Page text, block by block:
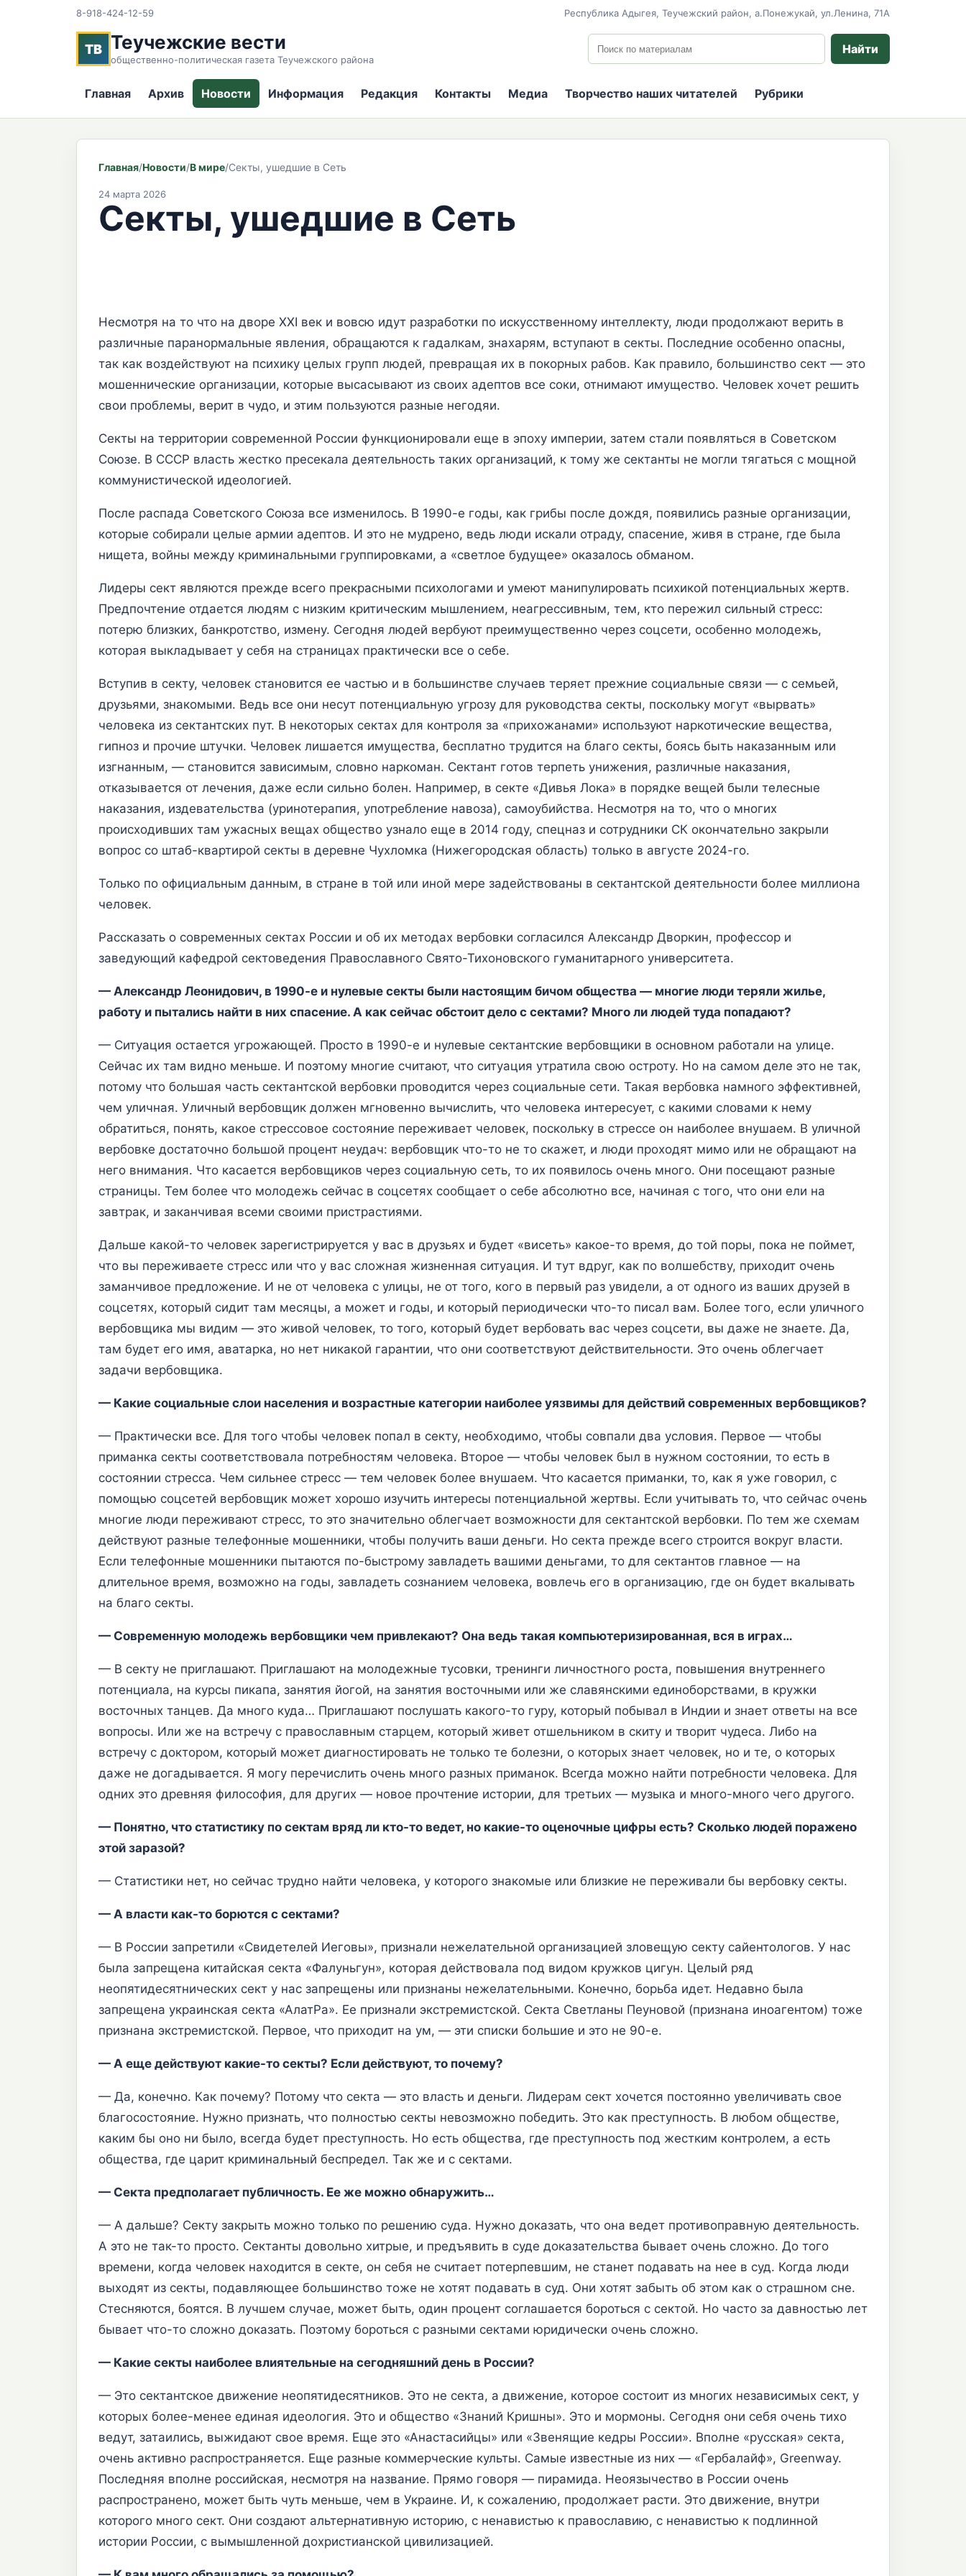
8-918-424-12-59 Республика Адыгея, Теучежский район, а.Понежукай, ул.Ленина, 71А
ТВ Теучежские вести
общественно-политическая газета Теучежского района
Поиск по сайту
Найти
Главная Архив Новости Информация Редакция Контакты Медиа Творчество наших читателей Рубрики
Главная/Новости/В мире/Секты, ушедшие в Сеть
24 марта 2026
Секты, ушедшие в Сеть
Несмотря на то что на дворе XXI век и вовсю идут разработки по искусственному интеллекту, люди продолжают верить в
различные паранормальные явления, обращаются к гадалкам, знахарям, вступают в секты. Последние особенно опасны,
так как воздействуют на психику целых групп людей, превращая их в покорных рабов. Как правило, большинство сект — это
мошеннические организации, которые высасывают из своих адептов все соки, отнимают имущество. Человек хочет решить
свои проблемы, верит в чудо, и этим пользуются разные негодяи.
Секты на территории современной России функционировали еще в эпоху империи, затем стали появляться в Советском
Союзе. В СССР власть жестко пресекала деятельность таких организаций, к тому же сектанты не могли тягаться с мощной
коммунистической идеологией.
После распада Советского Союза все изменилось. В 1990-е годы, как грибы после дождя, появились разные организации,
которые собирали целые армии адептов. И это не мудрено, ведь люди искали отраду, спасение, живя в стране, где была
нищета, войны между криминальными группировками, а «светлое будущее» оказалось обманом.
Лидеры сект являются прежде всего прекрасными психологами и умеют манипулировать психикой потенциальных жертв.
Предпочтение отдается людям с низким критическим мышлением, неагрессивным, тем, кто пережил сильный стресс:
потерю близких, банкротство, измену. Сегодня людей вербуют преимущественно через соцсети, особенно молодежь,
которая выкладывает у себя на страницах практически все о себе.
Вступив в секту, человек становится ее частью и в большинстве случаев теряет прежние социальные связи — с семьей,
друзьями, знакомыми. Ведь все они несут потенциальную угрозу для руководства секты, поскольку могут «вырвать»
человека из сектантских пут. В некоторых сектах для контроля за «прихожанами» используют наркотические вещества,
гипноз и прочие штучки. Человек лишается имущества, бесплатно трудится на благо секты, боясь быть наказанным или
изгнанным, — становится зависимым, словно наркоман. Сектант готов терпеть унижения, различные наказания,
отказывается от лечения, даже если сильно болен. Например, в секте «Дивья Лока» в порядке вещей были телесные
наказания, издевательства (уринотерапия, употребление навоза), самоубийства. Несмотря на то, что о многих
происходивших там ужасных вещах общество узнало еще в 2014 году, спецназ и сотрудники СК окончательно закрыли
вопрос со штаб-квартирой секты в деревне Чухломка (Нижегородская область) только в августе 2024-го.
Только по официальным данным, в стране в той или иной мере задействованы в сектантской деятельности более миллиона
человек.
Рассказать о современных сектах России и об их методах вербовки согласился Александр Дворкин, профессор и
заведующий кафедрой сектоведения Православного Свято-Тихоновского гуманитарного университета.
— Александр Леонидович, в 1990-е и нулевые секты были настоящим бичом общества — многие люди теряли жилье,
работу и пытались найти в них спасение. А как сейчас обстоит дело с сектами? Много ли людей туда попадают?
— Ситуация остается угрожающей. Просто в 1990-е и нулевые сектантские вербовщики в основном работали на улице.
Сейчас их там видно меньше. И поэтому многие считают, что ситуация утратила свою остроту. Но на самом деле это не так,
потому что большая часть сектантской вербовки проводится через социальные сети. Такая вербовка намного эффективней,
чем уличная. Уличный вербовщик должен мгновенно вычислить, что человека интересует, с какими словами к нему
обратиться, понять, какое стрессовое состояние переживает человек, поскольку в стрессе он наиболее внушаем. В уличной
вербовке достаточно большой процент неудач: вербовщик что-то не то скажет, и люди проходят мимо или не обращают на
него внимания. Что касается вербовщиков через социальную сеть, то их появилось очень много. Они посещают разные
страницы. Тем более что молодежь сейчас в соцсетях сообщает о себе абсолютно все, начиная с того, что они ели на
завтрак, и заканчивая всеми своими пристрастиями.
Дальше какой-то человек зарегистрируется у вас в друзьях и будет «висеть» какое-то время, до той поры, пока не поймет,
что вы переживаете стресс или что у вас сложная жизненная ситуация. И тут вдруг, как по волшебству, приходит очень
заманчивое предложение. И не от человека с улицы, не от того, кого в первый раз увидели, а от одного из ваших друзей в
соцсетях, который сидит там месяцы, а может и годы, и который периодически что-то писал вам. Более того, если уличного
вербовщика мы видим — это живой человек, то того, который будет вербовать вас через соцсети, вы даже не знаете. Да,
там будет его имя, аватарка, но нет никакой гарантии, что они соответствуют действительности. Это очень облегчает
задачи вербовщика.
— Какие социальные слои населения и возрастные категории наиболее уязвимы для действий современных вербовщиков?
— Практически все. Для того чтобы человек попал в секту, необходимо, чтобы совпали два условия. Первое — чтобы
приманка секты соответствовала потребностям человека. Второе — чтобы человек был в нужном состоянии, то есть в
состоянии стресса. Чем сильнее стресс — тем человек более внушаем. Что касается приманки, то, как я уже говорил, с
помощью соцсетей вербовщик может хорошо изучить интересы потенциальной жертвы. Если учитывать то, что сейчас очень
многие люди переживают стресс, то это значительно облегчает возможности для сектантской вербовки. По тем же схемам
действуют разные телефонные мошенники, чтобы получить ваши деньги. Но секта прежде всего строится вокруг власти.
Если телефонные мошенники пытаются по-быстрому завладеть вашими деньгами, то для сектантов главное — на
длительное время, возможно на годы, завладеть сознанием человека, вовлечь его в организацию, где он будет вкалывать
на благо секты.
— Современную молодежь вербовщики чем привлекают? Она ведь такая компьютеризированная, вся в играх…
— В секту не приглашают. Приглашают на молодежные тусовки, тренинги личностного роста, повышения внутреннего
потенциала, на курсы пикапа, занятия йогой, на занятия восточными или же славянскими единоборствами, в кружки
восточных танцев. Да много куда… Приглашают послушать какого-то гуру, который побывал в Индии и знает ответы на все
вопросы. Или же на встречу с православным старцем, который живет отшельником в скиту и творит чудеса. Либо на
встречу с доктором, который может диагностировать не только те болезни, о которых знает человек, но и те, о которых
даже не догадывается. Я могу перечислить очень много разных приманок. Всегда можно найти потребности человека. Для
одних это древняя философия, для других — новое прочтение истории, для третьих — музыка и много-много чего другого.
— Понятно, что статистику по сектам вряд ли кто-то ведет, но какие-то оценочные цифры есть? Сколько людей поражено
этой заразой?
— Статистики нет, но сейчас трудно найти человека, у которого знакомые или близкие не переживали бы вербовку секты.
— А власти как-то борются с сектами?
— В России запретили «Свидетелей Иеговы», признали нежелательной организацией зловещую секту сайентологов. У нас
была запрещена китайская секта «Фалуньгун», которая действовала под видом кружков цигун. Целый ряд
неопятидесятнических сект у нас запрещены или признаны нежелательными. Конечно, борьба идет. Недавно была
запрещена украинская секта «АлатРа». Ее признали экстремистской. Секта Светланы Пеуновой (признана иноагентом) тоже
признана экстремистской. Первое, что приходит на ум, — эти списки большие и это не 90-е.
— А еще действуют какие-то секты? Если действуют, то почему?
— Да, конечно. Как почему? Потому что секта — это власть и деньги. Лидерам сект хочется постоянно увеличивать свое
благосостояние. Нужно признать, что полностью секты невозможно победить. Это как преступность. В любом обществе,
каким бы оно ни было, всегда будет преступность. Но есть общества, где преступность под жестким контролем, а есть
общества, где царит криминальный беспредел. Так же и с сектами.
— Секта предполагает публичность. Ее же можно обнаружить…
— А дальше? Секту закрыть можно только по решению суда. Нужно доказать, что она ведет противоправную деятельность.
А это не так-то просто. Сектанты довольно хитрые, и предъявить в суде доказательства бывает очень сложно. До того
времени, когда человек находится в секте, он себя не считает потерпевшим, не станет подавать на нее в суд. Когда люди
выходят из секты, подавляющее большинство тоже не хотят подавать в суд. Они хотят забыть об этом как о страшном сне.
Стесняются, боятся. В лучшем случае, может быть, один процент соглашается бороться с сектой. Но часто за давностью лет
бывает что-то сложно доказать. Поэтому бороться с разными сектами юридически очень сложно.
— Какие секты наиболее влиятельные на сегодняшний день в России?
— Это сектантское движение неопятидесятников. Это не секта, а движение, которое состоит из многих независимых сект, у
которых более-менее единая идеология. Это и общество «Знаний Кришны». Это и мормоны. Сегодня они себя очень тихо
ведут, затаились, выжидают свое время. Еще это «Анастасийцы» или «Звенящие кедры России». Вполне «русская» секта,
очень активно распространяется. Еще разные коммерческие культы. Самые известные из них — «Гербалайф», Greenway.
Последняя вполне российская, несмотря на название. Прямо говоря — пирамида. Неоязычество в России очень
распространено, может быть чуть меньше, чем в Украине. И, к сожалению, продолжает расти. Это движение, внутри
которого много сект. Они создают альтернативную историю, с ненавистью к православию, с ненавистью к подлинной
истории России, с вымышленной дохристианской цивилизацией.